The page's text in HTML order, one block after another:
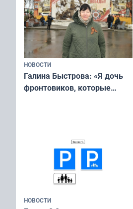
НОВОСТИ
Галина Быстрова: «Я дочь
фронтовиков, которые
НОВОСТИ